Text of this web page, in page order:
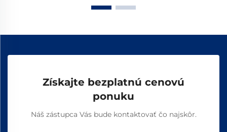
Získajte bezplatnú cenovú
ponuku
Náš zástupca Vás bude kontaktovať čo najskôr.